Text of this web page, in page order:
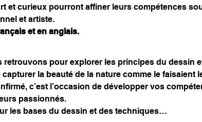
et curieux pourront affiner leurs compétences
et artiste.
et en anglais.
retrouvons pour explorer les principes du dessin
la beauté de la nature comme le faisaient
c’est l’occasion de développer vos
passionnés.
les bases du dessin et des techniques…